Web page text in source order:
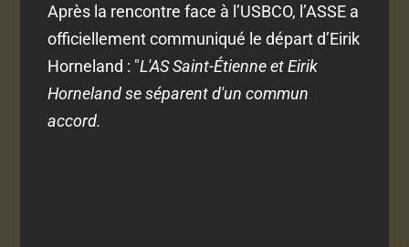
Après la rencontre face à l’USBCO, l’ASSE a
officiellement communiqué le départ d’Eirik
Horneland : "L'AS Saint-Étienne et Eirik
Horneland se séparent d'un commun
accord.